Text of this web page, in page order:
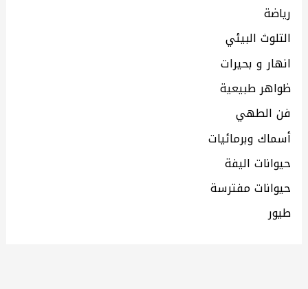
رياضة
التلوث البيئي
انهار و بحيرات
ظواهر طبيعية
فن الطهي
أسماك وبرمائيات
حيوانات اليفة
حيوانات مفترسة
طيور